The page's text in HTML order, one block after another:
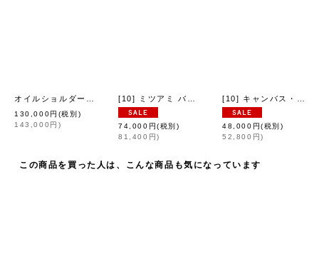
eb.a.gos]
130,000円 (税別)
143,000 円 )
[ eb.a.gos ]
74,000 円(税別)
81,400 円)
48,000 円(税別)
52,800 円)
この商品を買った人は、こんな商品も気になっています